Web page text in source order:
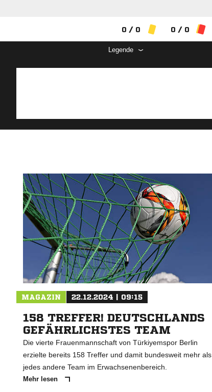
0 / 0 0 / 0
Legende
MAGAZIN 22.12.2024 | 09:15
158 TREFFER! DEUTSCHLANDS
GEFÄHRLICHSTES TEAM
Die vierte Frauenmannschaft von Türkiyemspor Berlin
erzielte bereits 158 Treffer und damit bundesweit mehr als
jedes andere Team im Erwachsenenbereich.
Mehr lesen